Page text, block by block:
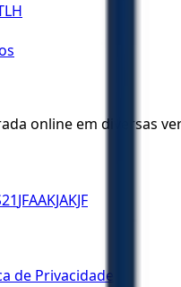
online em diversas
JFAAKJAKJF
de Privacidade